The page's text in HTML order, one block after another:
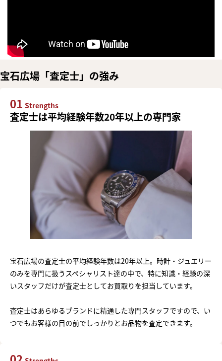
宝石広場「査定士」の強み
01 Strengths
査定士は平均経験年数20年以上の専門家
宝石広場の査定士の平均経験年数は20年以上。時計・ジュエリー
のみを専門に扱うスペシャリスト達の中で、特に知識・経験の深
いスタッフだけが査定士としてお買取りを担当しています。
査定士はあらゆるブランドに精通した専門スタッフですので、い
つでもお客様の目の前でしっかりとお品物を査定できます。